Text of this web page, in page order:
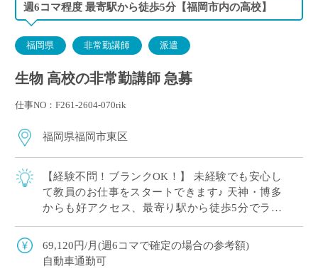
週6コマ程度 最寄駅から徒歩5分【福岡市内の高校】
福岡県 非常勤講師 派遣
生物 高校の非常勤講師 急募
仕事NO：F261-2604-070rik
福岡県福岡市東区
【経験不問！ブランクOK！】 未経験でも安心し
て教員のお仕事をスタートできます♪ 天神・博多
からも好アクセス、最寄り駅から徒歩5分でラク
ラク通勤 イー・スタッフから派遣実績あり スポ
ーツも盛んで元気な学校です！ 週6コマ […]
69,120円/月(週6コマで確定の場合の参考額)
自動車通勤可